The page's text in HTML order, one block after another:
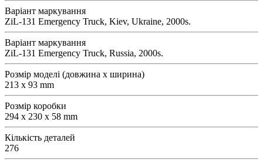
Варіант маркування
ZiL-131 Emergency Truck, Kiev, Ukraine, 2000s.
Варіант маркування
ZiL-131 Emergency Truck, Russia, 2000s.
Розмір моделі (довжина х ширина)
213 x 93 mm
Розмір коробки
294 x 230 x 58 mm
Кількість деталей
276